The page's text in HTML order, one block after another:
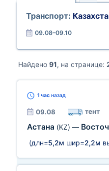
Транспорт:
09.08–09.10
Найдено 91, на странице:
1 час назад
09.08 тент
Астана (KZ) —
(длн=5,2м шир=2,2м